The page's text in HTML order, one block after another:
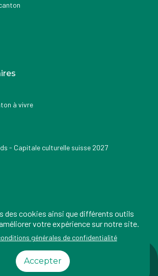
à vivre
- Capitale culturelle suisse 2027
Conditions
d'utilisation
Protection des
données
des cookies ainsi que différents outils
votre expérience sur notre site.
générales de confidentialité
Accepter